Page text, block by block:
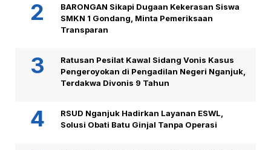
BARONGAN Sikapi Dugaan Kekerasan Siswa
SMKN 1 Gondang, Minta Pemeriksaan
Transparan
Ratusan Pesilat Kawal Sidang Vonis Kasus
Pengeroyokan di Pengadilan Negeri Nganjuk,
Terdakwa Divonis 9 Tahun
RSUD Nganjuk Hadirkan Layanan ESWL,
Solusi Obati Batu Ginjal Tanpa Operasi